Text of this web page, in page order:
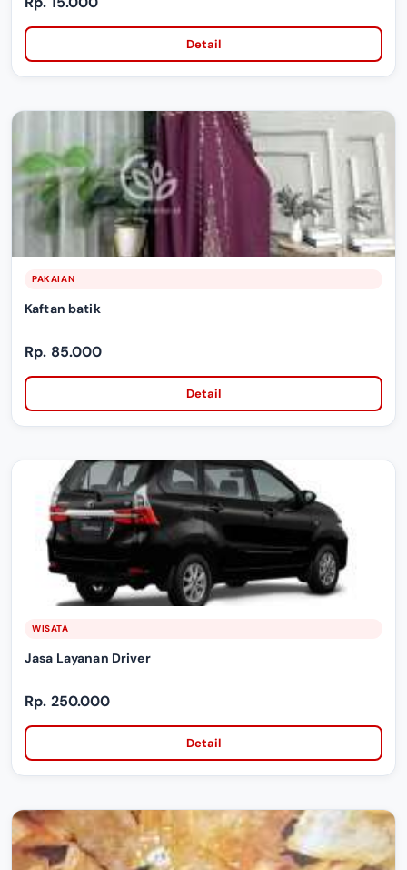
Detail
PAKAIAN
Kaftan batik
Rp. 85.000
Detail
WISATA
Jasa Layanan Driver
Rp. 250.000
Detail